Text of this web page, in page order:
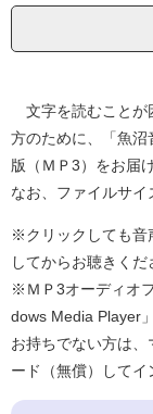
文字を読むことが
方のために、「魚
版（ＭＰ3）をお届
なお、ファイルサイ
※クリックしても音
してからお聴きくだ
※ＭＰ3オーディオ
dows Media Player
お持ちでない方は
ード（無償）してイ